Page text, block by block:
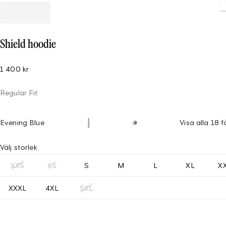
Shield hoodie
1 400 kr
Regular Fit
Evening Blue Visa alla 18
Välj storlek
XXS XS S M L XL
XXXL 4XL 5XL